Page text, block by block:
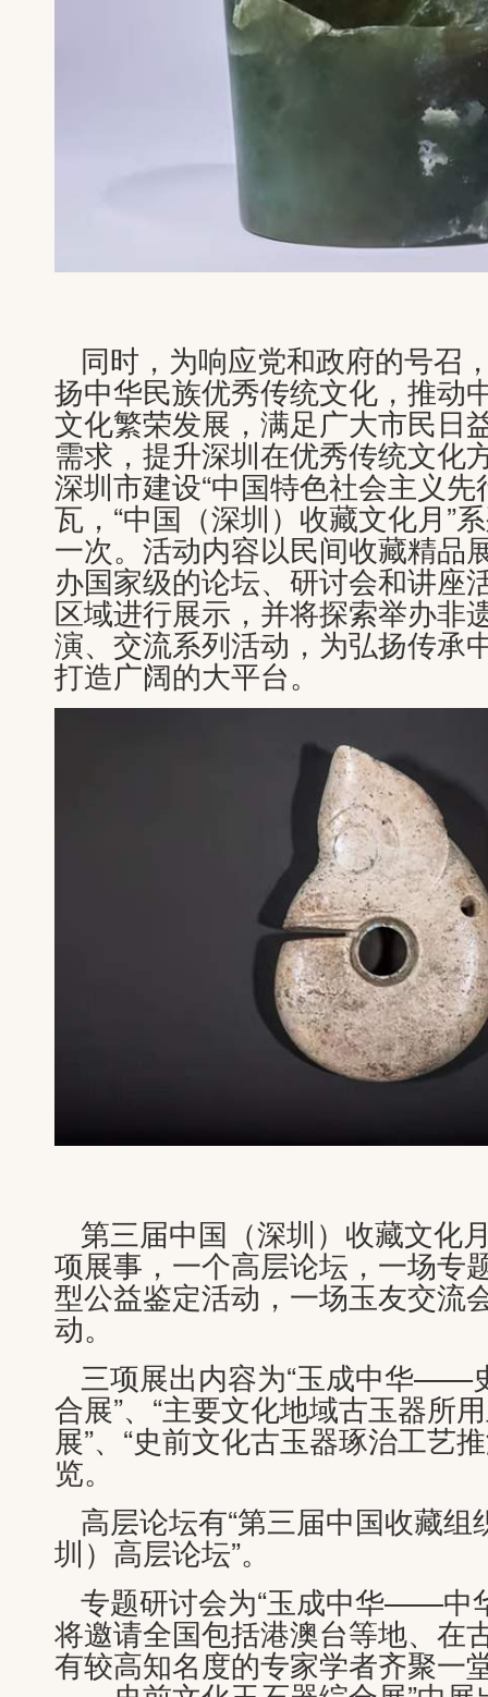
同时，为响应党和政府的号召
扬中华民族优秀传统文化，推动
文化繁荣发展，满足广大市民日
需求，提升深圳在优秀传统文化
深圳市建设“中国特色社会主义先
瓦，“中国（深圳）收藏文化月”
一次。活动内容以民间收藏精品
办国家级的论坛、研讨会和讲座
区域进行展示，并将探索举办非
演、交流系列活动，为弘扬传承
打造广阔的大平台。
第三届中国（深圳）收藏文化
项展事，一个高层论坛，一场专
型公益鉴定活动，一场玉友交流
动。
三项展出内容为“玉成中华——
合展”、“主要文化地域古玉器所
展”、“史前文化古玉器琢治工艺
览。
高层论坛有“第三届中国收藏组
圳）高层论坛”。
专题研讨会为“玉成中华——中
将邀请全国包括港澳台等地、在
有较高知名度的专家学者齐聚一